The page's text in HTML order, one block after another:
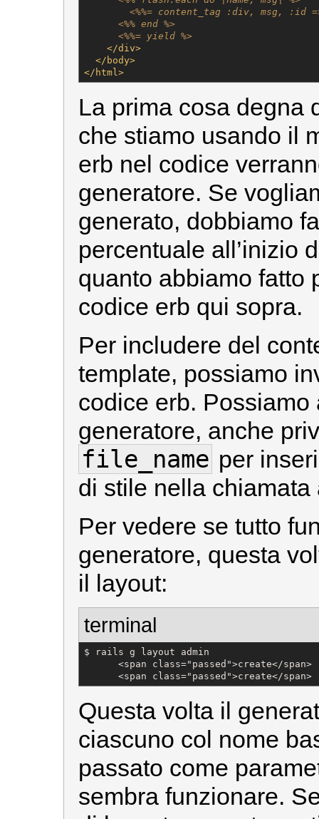
<%%= content_tag :div, msg, :id
<%% end %>
<%%= yield %>
</div>
</body>
</html>
La prima cosa degna
che stiamo usando il
erb nel codice
generatore. Se
generato, dobbiamo
percentuale all’inizio
quanto abbiamo fatto
codice erb qui sopra.
Per includere del
template, possiamo
codice erb.
generatore, anche
file_name per
di stile nella
Per vedere se tutto
generatore, questa
il layout:
terminal
$ rails g layout admin
<span class="passed">create</span>
<span class="passed">create</span>
Questa volta il
ciascuno col nome
passato come
sembra funzionare.